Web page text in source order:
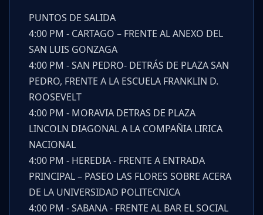
PUNTOS DE SALIDA
4:00 PM - CARTAGO – FRENTE AL ANEXO DEL
SAN LUIS GONZAGA
4:00 PM - SAN PEDRO- DETRÁS DE PLAZA SAN
PEDRO, FRENTE A LA ESCUELA FRANKLIN D.
ROOSEVELT
4:00 PM - MORAVIA DETRAS DE PLAZA
LINCOLN DIAGONAL A LA COMPAÑIA LIRICA
NACIONAL
4:00 PM - HEREDIA - FRENTE A ENTRADA
PRINCIPAL – PASEO LAS FLORES SOBRE ACERA
DE LA UNIVERSIDAD POLITECNICA
4:00 PM - SABANA - FRENTE AL BAR EL SOCIAL